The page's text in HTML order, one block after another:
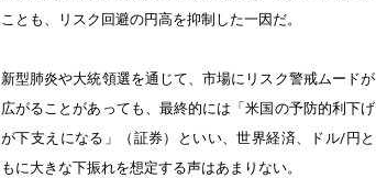
ことも、リスク回避の円高を抑制した一因だ。
新型肺炎や大統領選を通じて、市場にリスク警戒ムードが
広がることがあっても、最終的には「米国の予防的利下げ
が下支えになる」（証券）といい、世界経済、ドル/円と
もに大きな下振れを想定する声はあまりない。